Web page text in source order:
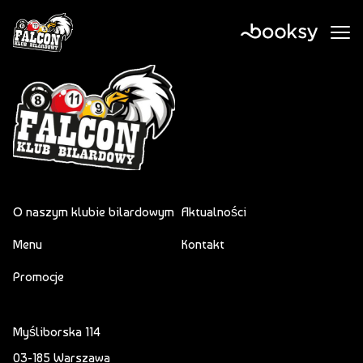
O naszym klubie bilardowym
Menu
Promocje
Aktualności
Kontakt
Myśliborska 114
03-185 Warszawa